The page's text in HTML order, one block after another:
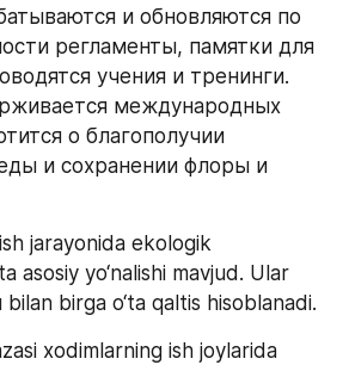
и обновляются по
регламенты, памятки для
учения и тренинги.
международных
о благополучии
и сохранении флоры и
jarayonida ekologik
asosiy yo‘nalishi mavjud. Ular
birga o‘ta qaltis hisoblanadi.
xodimlarning ish joylarida